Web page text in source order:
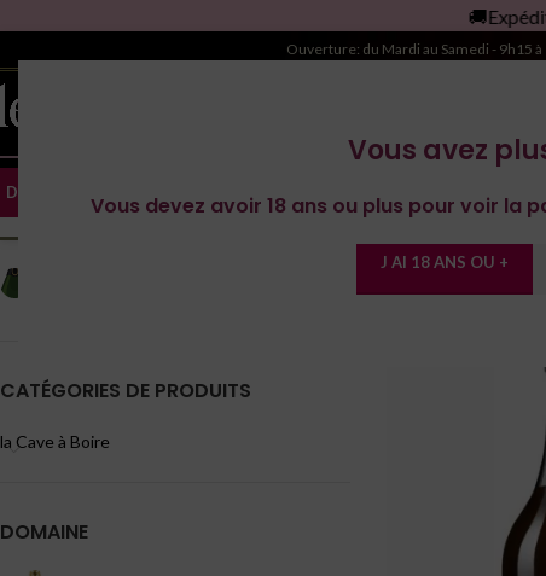
Vous avez
Vous devez avoir 18 ans ou plus pour voir la
J AI 18 ANS OU +
🚚Expédition
Ouverture: du Mardi au Samedi - 9h15
DOMAINE RÉGIONS
COULEUR
CATÉGORIES DE PRODUITS
la Cave à Boire
DOMAINE